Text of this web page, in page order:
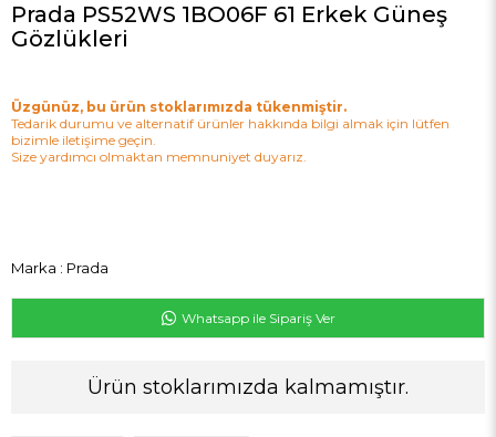
Prada PS52WS 1BO06F 61 Erkek Güneş
Gözlükleri
Üzgünüz, bu ürün stoklarımızda tükenmiştir.
Tedarik durumu ve alternatif ürünler hakkında bilgi almak için lütfen
bizimle iletişime geçin.
Size yardımcı olmaktan memnuniyet duyarız.
Marka : Prada
Whatsapp ile Sipariş Ver
Ürün stoklarımızda kalmamıştır.